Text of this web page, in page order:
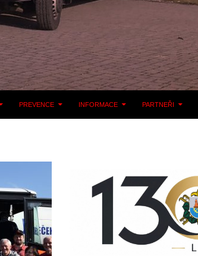
PREVENCE INFORMACE PARTNEŘI